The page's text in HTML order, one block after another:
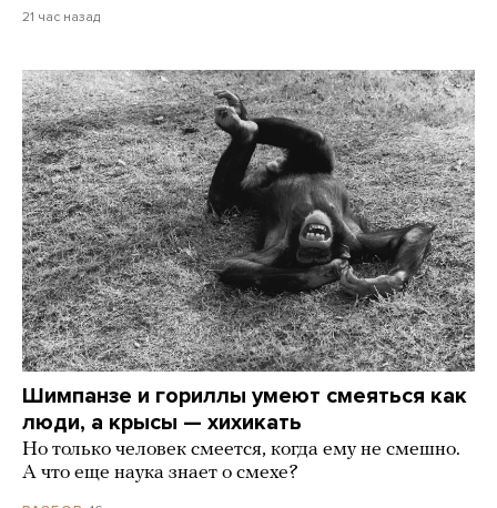
21 час назад
Шимпанзе и гориллы умеют смеяться как
люди, а крысы — хихикать
Но только человек смеется, когда ему не смешно.
А что еще наука знает о смехе?